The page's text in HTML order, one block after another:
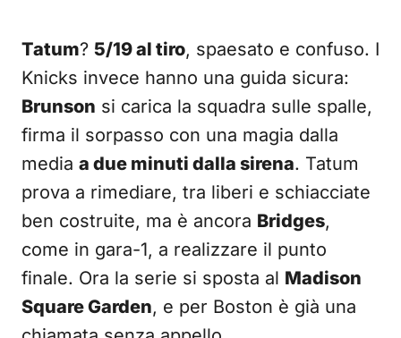
Tatum? 5/19 al tiro, spaesato e confuso. I
Knicks invece hanno una guida sicura:
Brunson si carica la squadra sulle spalle,
firma il sorpasso con una magia dalla
media a due minuti dalla sirena. Tatum
prova a rimediare, tra liberi e schiacciate
ben costruite, ma è ancora Bridges,
come in gara-1, a realizzare il punto
finale. Ora la serie si sposta al Madison
Square Garden, e per Boston è già una